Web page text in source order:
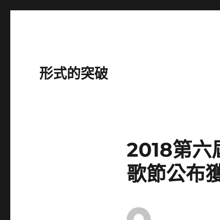
形式的突破
2018第六
歌節公布